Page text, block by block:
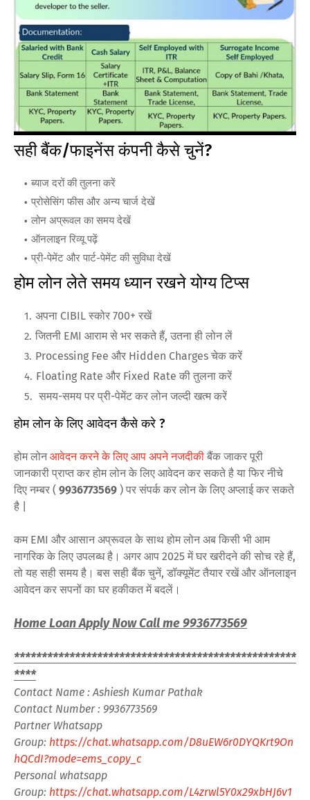
सही बैंक/फाइनेंस कंपनी कैसे चुनें?
ब्याज दरों की तुलना करें
प्रोसेसिंग फीस और अन्य चार्ज देखें
लोन अप्रूवल का समय देखें
ऑनलाइन रिव्यू पढ़ें
प्री-पेमेंट और पार्ट-पेमेंट की सुविधा देखें
होम लोन लेते समय ध्यान रखने योग्य टिप्स
अपना CIBIL स्कोर 700+ रखें
जितनी EMI आराम से भर सकते हैं, उतना ही लोन लें
Processing Fee और Hidden Charges चेक करें
Floating Rate और Fixed Rate की तुलना करें
समय-समय पर प्री-पेमेंट कर लोन जल्दी खत्म करें
होम लोन के लिए आवेदन कैसे करे ?
होम लोनआवेदन करने के लिए आप अपने नजदीकी बैंक जाकर पूरी
जानकारी प्राप्त कर होम लोन के लिए आवेदन कर सकते है या फिर नीचे
दिए नम्बर ( 9936773569 ) पर संपर्क कर लोन के लिए अप्लाई कर सकते
है |
कम EMI और आसान अप्रूवल के साथ होम लोन अब किसी भी आम
नागरिक के लिए उपलब्ध है। अगर आप 2025 में घर खरीदने की सोच रहे हैं,
तो यह सही समय है। बस सही बैंक चुनें, डॉक्यूमेंट तैयार रखें और ऑनलाइन
आवेदन कर सपनों का घर हकीकत में बदलें।
Home Loan Apply Now Call me 9936773569
***************************************************
****
Contact Name : Ashiesh Kumar Pathak
Contact Number : 9936773569
Partner Whatsapp
Group: https://chat.whatsapp.com/D8uEW6r0DYQKrt9On
hQCdI?mode=ems_copy_c
Personal whatsapp
Group: https://chat.whatsapp.com/L4zrwl5Y0x29xbHJ6v1